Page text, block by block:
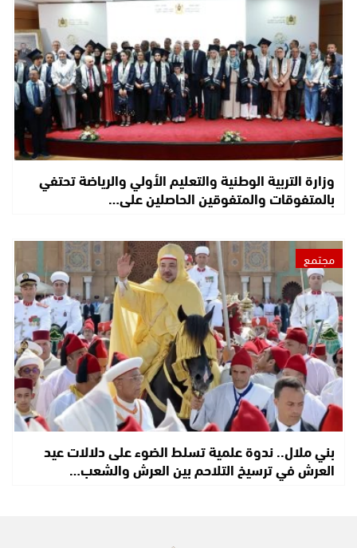
وزارة التربية الوطنية والتعليم الأولي والرياضة تحتفي
بالمتفوقات والمتفوقين الحاصلين على…
مجتمع
بني ملال.. ندوة علمية تسلط الضوء على دلالات عيد
العرش في ترسيخ التلاحم بين العرش والشعب…